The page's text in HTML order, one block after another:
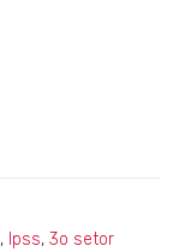
, Ipss, 3o setor